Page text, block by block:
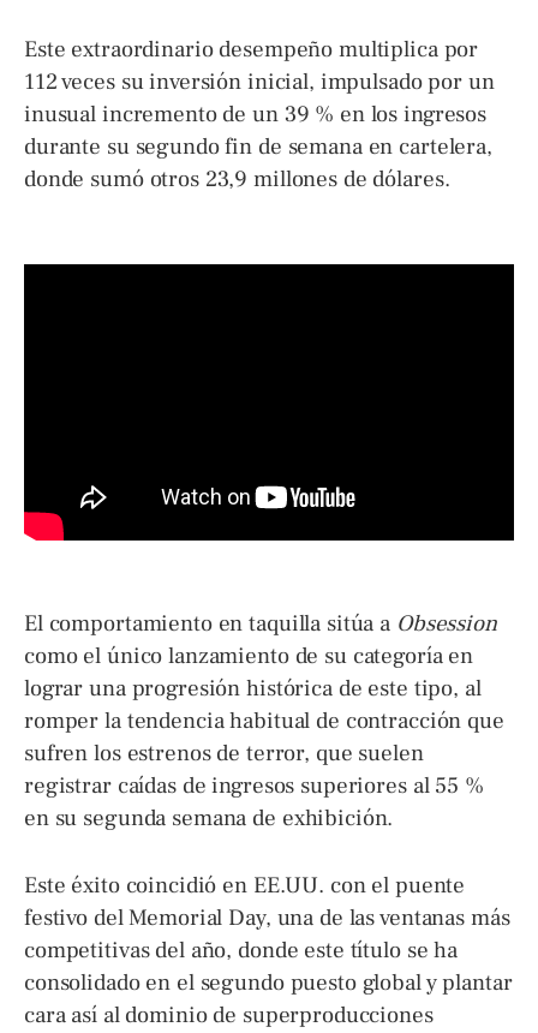
Este extraordinario desempeño multiplica por
112 veces su inversión inicial, impulsado por un
inusual incremento de un 39 % en los ingresos
durante su segundo fin de semana en cartelera,
donde sumó otros 23,9 millones de dólares.
El comportamiento en taquilla sitúa a Obsession
como el único lanzamiento de su categoría en
lograr una progresión histórica de este tipo, al
romper la tendencia habitual de contracción que
sufren los estrenos de terror, que suelen
registrar caídas de ingresos superiores al 55 %
en su segunda semana de exhibición.
Este éxito coincidió en EE.UU. con el puente
festivo del Memorial Day, una de las ventanas más
competitivas del año, donde este título se ha
consolidado en el segundo puesto global y plantar
cara así al dominio de superproducciones